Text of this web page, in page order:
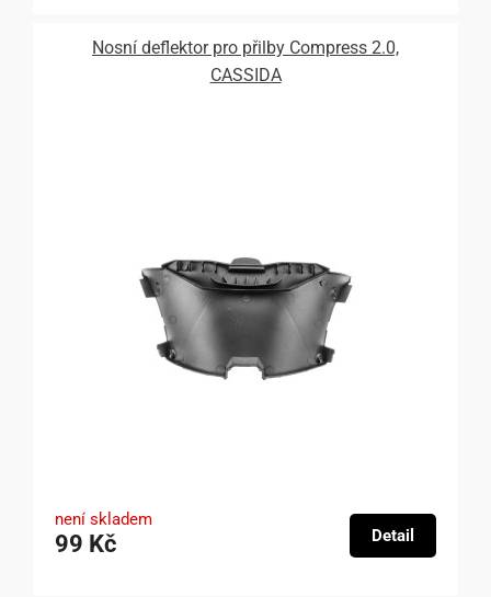
Nosní deflektor pro přilby Compress 2.0,
CASSIDA
není skladem
99 Kč Detail